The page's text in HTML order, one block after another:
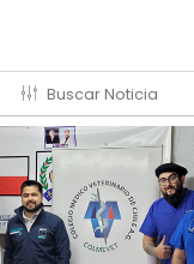
Buscar Noticia